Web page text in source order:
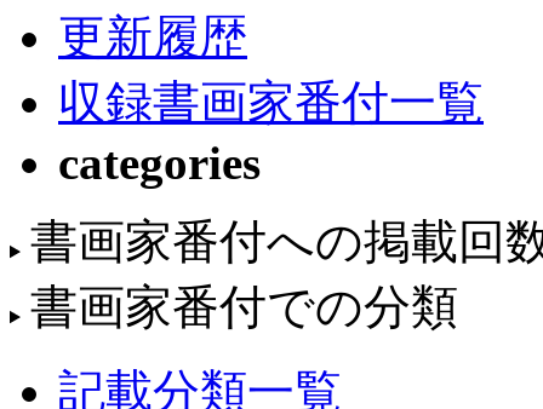
更新履歴
収録書画家番付一覧
categories
書画家番付への掲載回
書画家番付での分類
記載分類一覧